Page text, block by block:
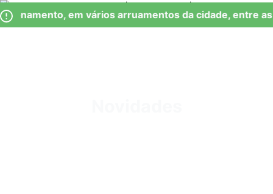
Observação:
este
Skip
to
em vários arruamentos da cidade, entre as